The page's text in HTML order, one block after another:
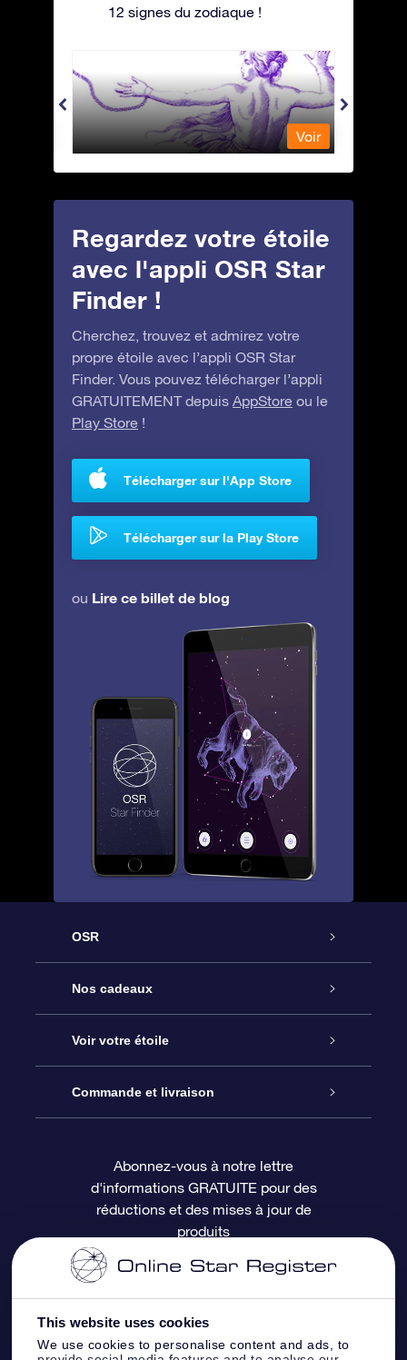
This website uses cookies
We use cookies to personalise content and ads, to
12 signes du zodiaque !
Andromeda - Andromède
Voir
Regardez votre étoile
avec l'appli OSR Star
Finder !
Cherchez, trouvez et admirez votre
propre étoile avec l’appli OSR Star
Finder. Vous pouvez télécharger l’appli
GRATUITEMENT depuis AppStore ou le
Play Store !
Télécharger sur l'App Store
Télécharger sur la Play Store
ou Lire ce billet de blog
OSR
Service
À propos de l’OSR
Nous contacter
Questions fréquemment posées
Revues
Nos cadeaux
Cadeau d’étoile en ligne
Coffret cadeau OSR
Carte cadeau OSR
Voir votre étoile
Registre des étoiles
Page d’accueil personnalisée
Un million d’étoiles
Écran de veille OSR
Appli Voler vers les étoiles
Commande et livraison
Informations de paiement
Informations d’expédition
Politique de retour
Constellations
Abonnez-vous à notre lettre
d'informations GRATUITE pour des
réductions et des mises à jour de
produits